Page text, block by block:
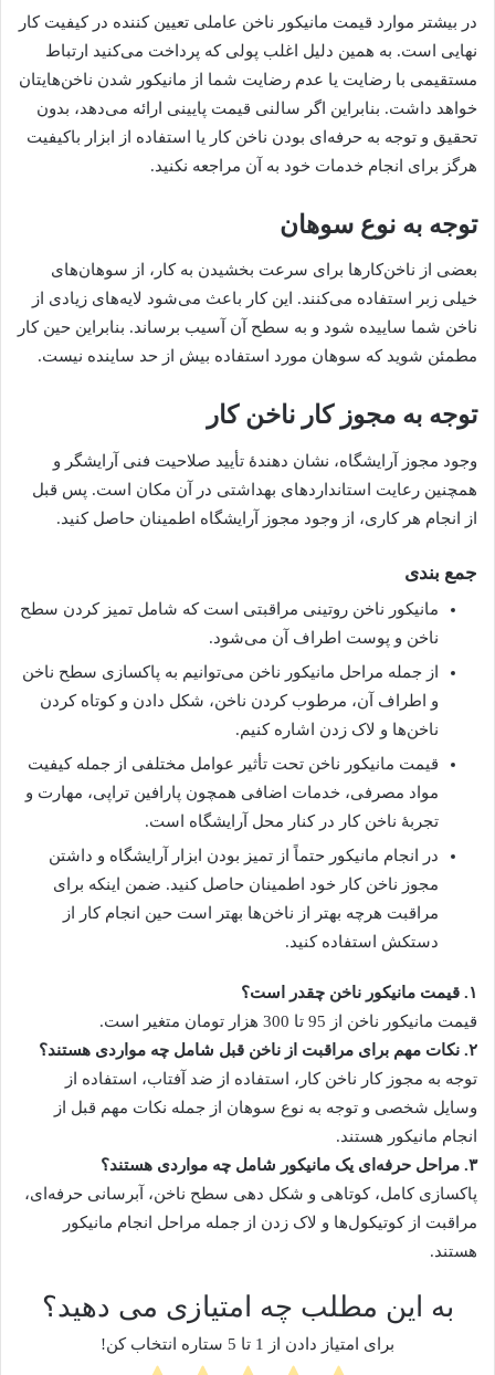
در بیشتر موارد قیمت مانیکور ناخن عاملی تعیین کننده در کیفیت کار
نهایی است. به همین دلیل اغلب پولی که پرداخت می‌کنید ارتباط
مستقیمی با رضایت یا عدم رضایت شما از مانیکور شدن ناخن‌هایتان
خواهد داشت. بنابراین اگر سالنی قیمت پایینی ارائه می‌دهد، بدون
تحقیق و توجه به حرفه‌ای بودن ناخن کار یا استفاده از ابزار باکیفیت
هرگز برای انجام خدمات خود به آن مراجعه نکنید.
توجه به نوع سوهان
بعضی از ناخن‌کارها برای سرعت بخشیدن به کار، از سوهان‌های
خیلی زبر استفاده می‌کنند. این کار باعث می‌شود لایه‌های زیادی از
ناخن شما ساییده شود و به سطح آن آسیب برساند. بنابراین حین کار
مطمئن شوید که سوهان مورد استفاده بیش از حد ساینده نیست.
توجه به مجوز کار ناخن کار
وجود مجوز آرایشگاه، نشان‌ دهندۀ تأیید صلاحیت فنی آرایشگر و
همچنین رعایت استانداردهای بهداشتی در آن مکان است. پس قبل
از انجام هر کاری، از وجود مجوز آرایشگاه اطمینان حاصل کنید.
جمع بندی
مانیکور ناخن روتینی مراقبتی است که شامل تمیز کردن سطح
ناخن و پوست اطراف آن می‌شود.
از جمله مراحل مانیکور ناخن می‌توانیم به پاکسازی سطح ناخن
و اطراف آن، مرطوب کردن ناخن، شکل دادن و کوتاه کردن
ناخن‌ها و لاک زدن اشاره کنیم.
قیمت مانیکور ناخن تحت تأثیر عوامل مختلفی از جمله کیفیت
مواد مصرفی، خدمات اضافی همچون پارافین تراپی، مهارت و
تجربۀ ناخن کار در کنار محل آرایشگاه است.
در انجام مانیکور حتماً از تمیز بودن ابزار آرایشگاه و داشتن
مجوز ناخن کار خود اطمینان حاصل کنید. ضمن اینکه برای
مراقبت هرچه بهتر از ناخن‌ها بهتر است حین انجام کار از
دستکش استفاده کنید.
۱. قیمت مانیکور ناخن چقدر است؟
قیمت مانیکور ناخن از 95 تا 300 هزار تومان متغیر است.
۲. نکات مهم برای مراقبت از ناخن قبل شامل چه مواردی هستند؟
توجه به مجوز کار ناخن کار، استفاده از ضد آفتاب، استفاده از
وسایل شخصی و توجه به نوع سوهان از جمله نکات مهم قبل از
انجام مانیکور هستند.
۳. مراحل حرفه‌ای یک مانیکور شامل چه مواردی هستند؟
پاکسازی کامل، کوتاهی و شکل دهی سطح ناخن، آبرسانی حرفه‌ای،
مراقبت از کوتیکول‌ها و لاک زدن از جمله مراحل انجام مانیکور
هستند.
به این مطلب چه امتیازی می دهید؟
برای امتیاز دادن از 1 تا 5 ستاره انتخاب کن!